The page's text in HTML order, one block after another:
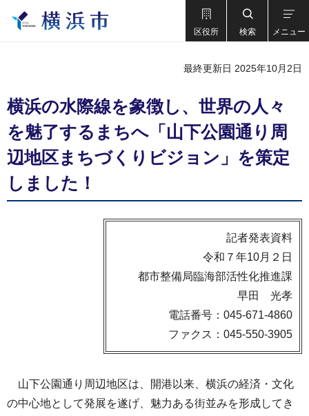
区役所 検索 メニュー
最終更新日 2025年10月2日
横浜の水際線を象徴し、世界の人々
を魅了するまちへ「山下公園通り周
辺地区まちづくりビジョン」を策定
しました！
記者発表資料
令和７年10月２日
都市整備局臨海部活性化推進課
早田 光孝
電話番号：045-671-4860
ファクス：045-550-3905
山下公園通り周辺地区は、開港以来、横浜の経済・文化
の中心地として発展を遂げ、魅力ある街並みを形成してき